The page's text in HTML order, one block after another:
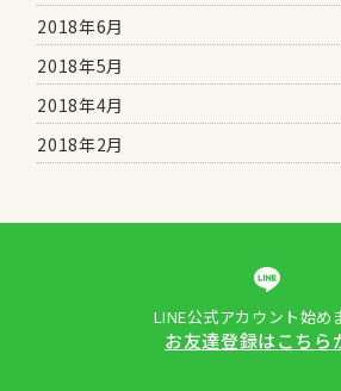
2018年6月
2018年5月
2018年4月
2018年2月
LINE公式アカウント始め
お友達登録はこちら